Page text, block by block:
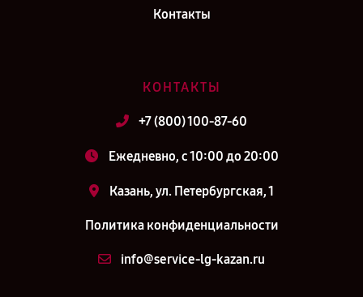
Контакты
КОНТАКТЫ
+7 (800) 100-87-60
Ежедневно, с 10:00 до 20:00
Казань, ул. Петербургская, 1
Политика конфиденциальности
info@service-lg-kazan.ru